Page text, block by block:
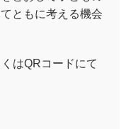
ともに考える機会
はQRコードにて